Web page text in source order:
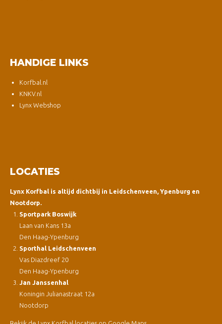
HANDIGE LINKS
Korfbal.nl
KNKV.nl
Lynx Webshop
LOCATIES
Lynx Korfbal is altijd dichtbij in Leidschenveen, Ypenburg en
Nootdorp.
Sportpark Boswijk
Laan van Kans 13a
Den Haag-Ypenburg
Sporthal Leidschenveen
Vas Diazdreef 20
Den Haag-Ypenburg
Jan Janssenhal
Koningin Julianastraat 12a
Nootdorp